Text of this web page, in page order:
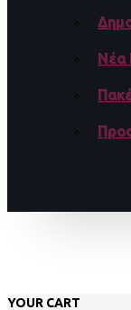
Νέα
YOUR CART